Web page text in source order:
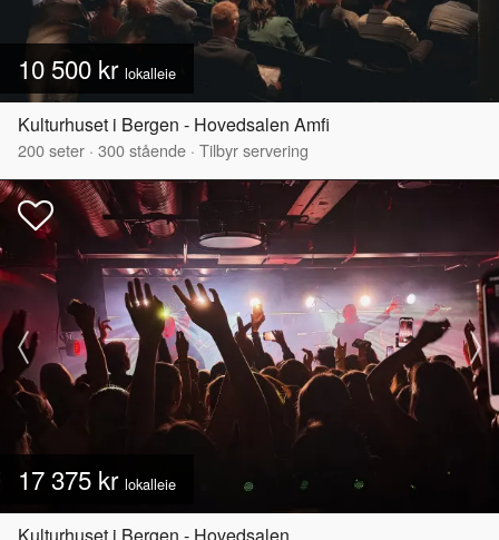
10 500 kr lokalleie
Kulturhuset i Bergen - Hovedsalen Amfi
200seter · 300stående · Tilbyr servering
17 375 kr lokalleie